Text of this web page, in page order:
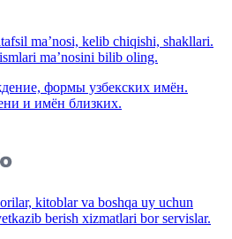
ma’nosi, kelib chiqishi, shakllari.
ma’nosini bilib oling.
формы узбекских имён.
и имён близких.
kitoblar va boshqa uy uchun
berish xizmatlari bor servislar.